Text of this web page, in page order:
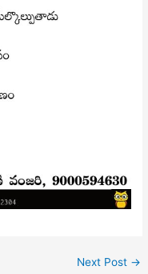
Next Post →